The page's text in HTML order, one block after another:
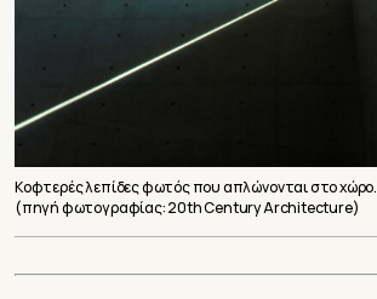
Κοφτερές λεπίδες φωτός που απλώνονται στο χώρο.
(πηγή φωτογραφίας:20th Century Architecture)